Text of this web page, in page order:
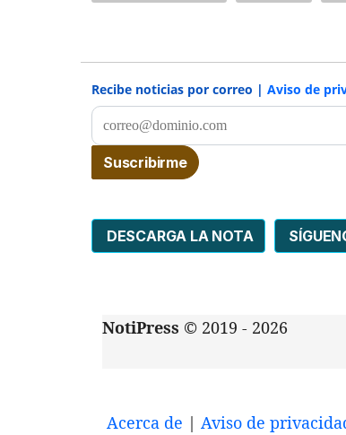
Recibe noticias por correo | Aviso de
DESCARGA LA NOTA
NotiPress © 2019 - 2026
Acerca de | Aviso de